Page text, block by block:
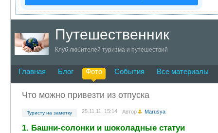
Путешественник
Клуб любителей туризма и путешествий
Главная Блог Фото События Все материалы
Что можно привезти из отпуска
Туристу на заметку 25.11.11, 15:14 Автор Marusya
1. Башни-солонки и шоколадные статуи